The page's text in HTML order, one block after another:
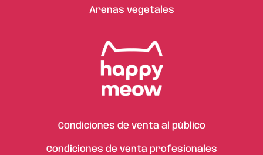
Arenas vegetales
Condiciones de venta al público
Condiciones de venta profesionales